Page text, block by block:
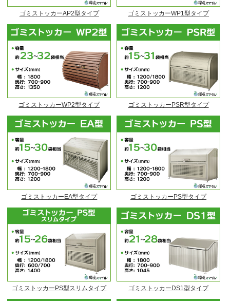
ゴミストッカーAP2型タイプ ゴミストッカーWP1型タイプ
ゴミストッカーWP2型タイプ ゴミストッカーPSR型タイプ
ゴミストッカーEA型タイプ ゴミストッカーPS型タイプ
ゴミストッカーPS型スリムタイプ ゴミストッカーDS1型タイプ